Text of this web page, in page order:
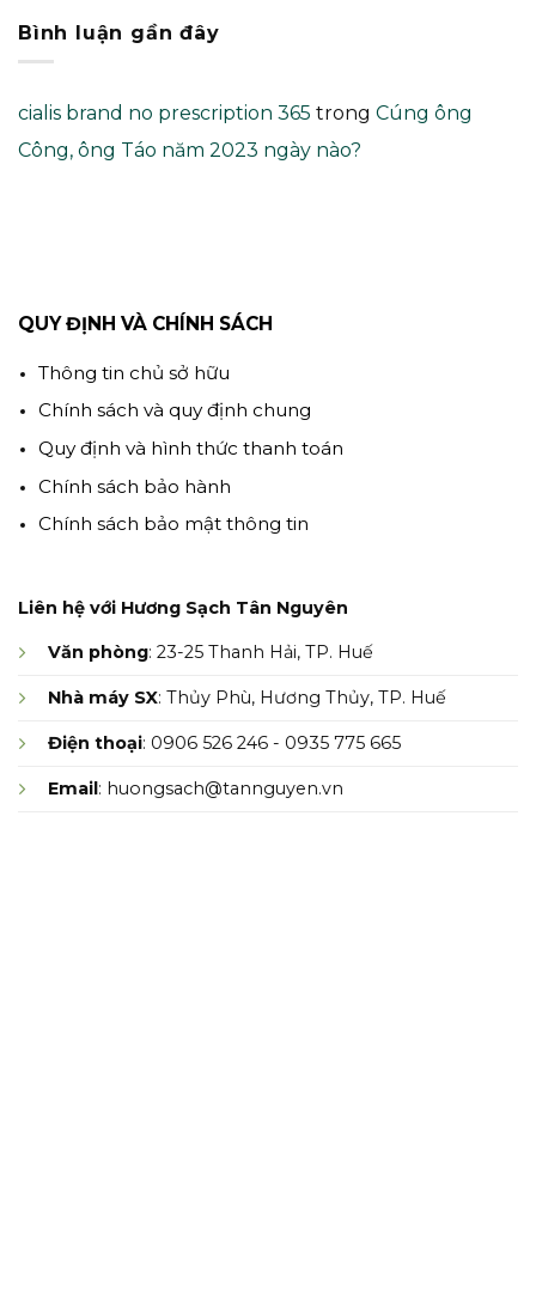
Bình luận gần đây
cialis brand no prescription 365 trong Cúng ông
Công, ông Táo năm 2023 ngày nào?
QUY ĐỊNH VÀ CHÍNH SÁCH
Thông tin chủ sở hữu
Chính sách và quy định chung
Quy định và hình thức thanh toán
Chính sách bảo hành
Chính sách bảo mật thông tin
Liên hệ với Hương Sạch Tân Nguyên
Văn phòng: 23-25 Thanh Hải, TP. Huế
Nhà máy SX: Thủy Phù, Hương Thủy, TP. Huế
Điện thoại: 0906 526 246 - 0935 775 665
Email: huongsach@tannguyen.vn